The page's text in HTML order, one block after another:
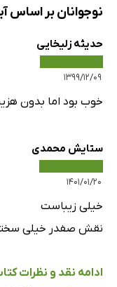
نوجوانان بر اساس
حدیثه زلیخایی
۱۳۹۹/۱۲/۰۹
خوب بود اما بدون
ستایش محمدی
۱۴۰۱/۰۱/۲۰
خیلی زیباست
نقش صفدر خیلی
ادامه نقد و نظرات